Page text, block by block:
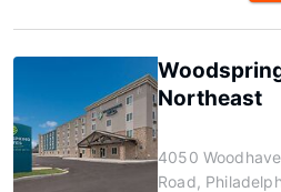
Northeast
4050
Road,